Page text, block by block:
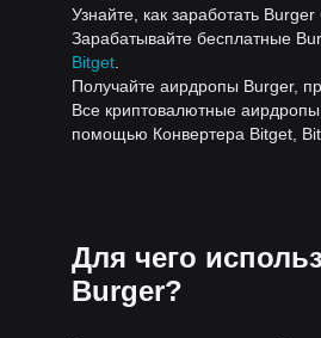
Узнайте, как заработать
Зарабатывайте бесплатные
Bitget
Получайте аирдропы Burger,
Все криптовалютные
помощью Конвертера Bitget,
Для чего
Burger?